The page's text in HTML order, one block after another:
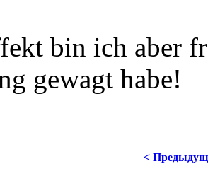
bin ich aber
gewagt habe!
<